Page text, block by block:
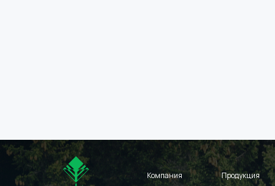
Компания Продукция